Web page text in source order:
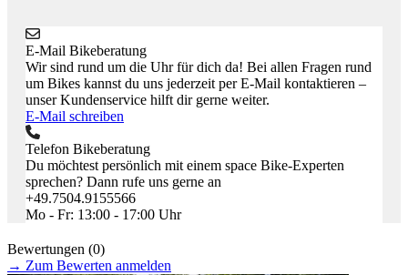
E-Mail Bikeberatung
Wir sind rund um die Uhr für dich da! Bei allen Fragen rund
um Bikes kannst du uns jederzeit per E-Mail kontaktieren –
unser Kundenservice hilft dir gerne weiter.
E-Mail schreiben
Telefon Bikeberatung
Du möchtest persönlich mit einem space Bike-Experten
sprechen? Dann rufe uns gerne an
+49.7504.9155566
Mo - Fr: 13:00 - 17:00 Uhr
Bewertungen (0)
→ Zum Bewerten anmelden